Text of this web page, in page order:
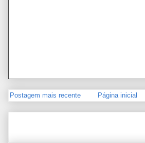
Postagem mais recente Página inicial